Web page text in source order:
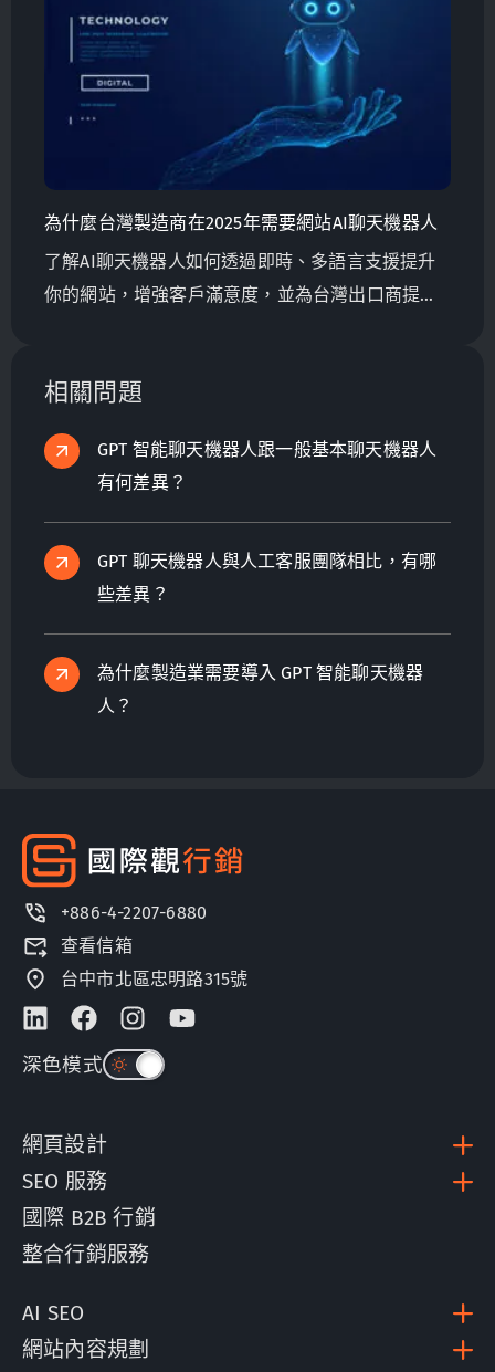
為什麼台灣製造商在2025年需要網站AI聊天機器人
了解AI聊天機器人如何透過即時、多語言支援提升
你的網站，增強客戶滿意度，並為台灣出口商提升
相關問題
GPT 智能聊天機器人跟一般基本聊天機器人
有何差異？
GPT 聊天機器人與人工客服團隊相比，有哪
些差異？
為什麼製造業需要導入 GPT 智能聊天機器
人？
+886-4-2207-6880
查看信箱
台中市北區忠明路315號
深色模式
網頁設計
SEO 服務
國際 B2B 行銷
整合行銷服務
AI SEO
網站內容規劃